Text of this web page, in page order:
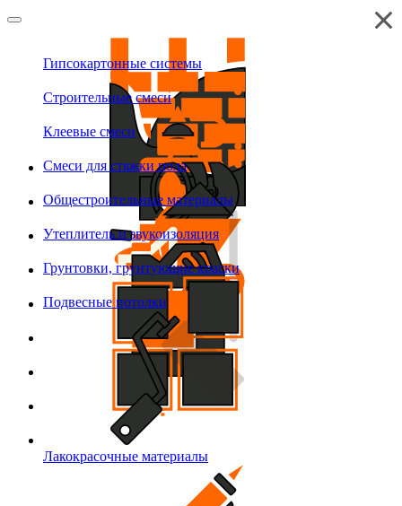
Гипсокартонные системы
Строительные смеси
Клеевые смеси
Смеси для стяжки пола
Общестроительные материалы
Утеплитель и звукоизоляция
Грунтовки, грунтующие краски
Подвесные потолки
Лакокрасочные материалы